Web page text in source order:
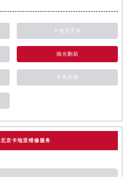
卡地亚手表
抛光翻新
手表生锈
北京卡地亚维修服务